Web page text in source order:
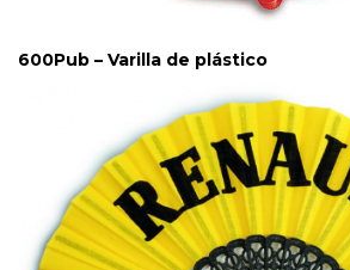
600Pub – Varilla de plástico